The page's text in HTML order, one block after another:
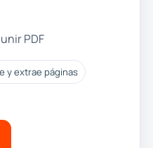
PDF
y extrae páginas